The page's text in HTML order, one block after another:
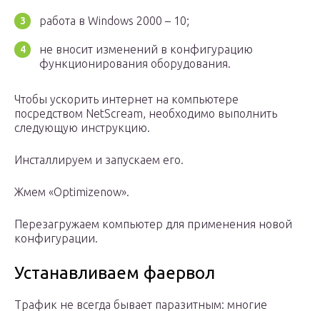
работа в Windows 2000 – 10;
не вносит изменений в конфигурацию
функционирования оборудования.
Чтобы ускорить интернет на компьютере
посредством NetScream, необходимо выполнить
следующую инструкцию.
Инсталлируем и запускаем его.
Жмем «Optimizenow».
Перезагружаем компьютер для применения новой
конфигурации.
Устанавливаем фаервол
Трафик не всегда бывает паразитным: многие